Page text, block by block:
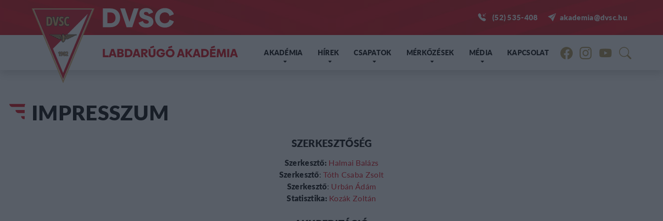
(52) 535-408 akademia@dvsc.hu
AKADÉMIA HÍREK CSAPATOK MÉRKŐZÉSEK MÉDIA KAPCSOLAT
IMPRESSZUM
SZERKESZTŐSÉG
Szerkesztő: Halmai Balázs
Szerkesztő:Tóth Csaba Zsolt
Szerkesztő: Urbán Ádám
Statisztika: Kozák Zoltán